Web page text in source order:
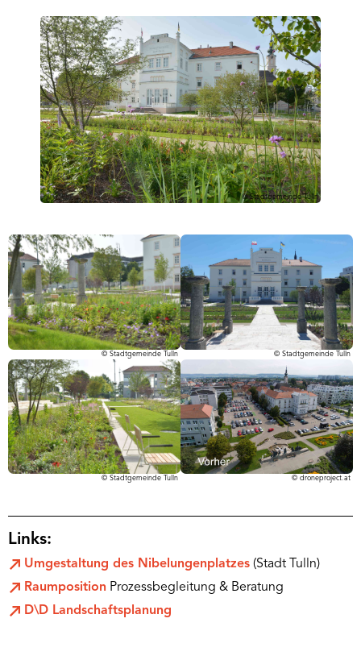
© Stadtgemeinde Tulln
© Stadtgemeinde Tulln © Stadtgemeinde Tulln
© Stadtgemeinde Tulln © droneproject.at
Links:
Umgestaltung des Nibelungenplatzes (Stadt Tulln)
Raumposition Prozessbegleitung & Beratung
D\D Landschaftsplanung